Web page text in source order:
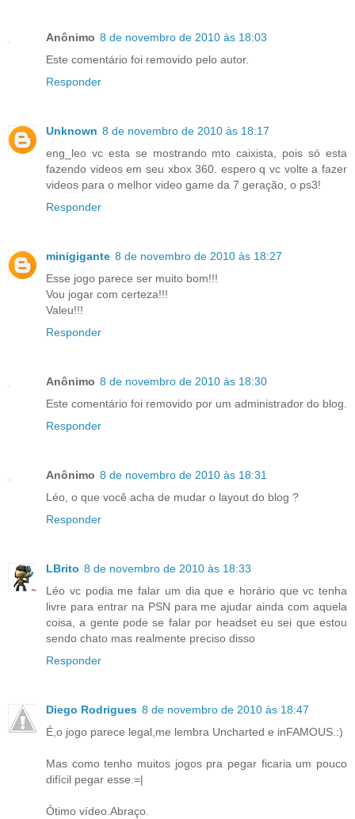
Anônimo 8 de novembro de 2010 às 18:03
Este comentário foi removido pelo autor.
Responder
Unknown 8 de novembro de 2010 às 18:17
eng_leo vc esta se mostrando mto caixista, pois só esta
fazendo videos em seu xbox 360. espero q vc volte a fazer
videos para o melhor video game da 7 geração, o ps3!
Responder
minigigante 8 de novembro de 2010 às 18:27
Esse jogo parece ser muito bom!!!
Vou jogar com certeza!!!
Valeu!!!
Responder
Anônimo 8 de novembro de 2010 às 18:30
Este comentário foi removido por um administrador do blog.
Responder
Anônimo 8 de novembro de 2010 às 18:31
Léo, o que você acha de mudar o layout do blog ?
Responder
LBrito 8 de novembro de 2010 às 18:33
Léo vc podia me falar um dia que e horário que vc tenha
livre para entrar na PSN para me ajudar ainda com aquela
coisa, a gente pode se falar por headset eu sei que estou
sendo chato mas realmente preciso disso
Responder
Diego Rodrigues 8 de novembro de 2010 às 18:47
É,o jogo parece legal,me lembra Uncharted e inFAMOUS.:)
Mas como tenho muitos jogos pra pegar ficaria um pouco
difícil pegar esse.=|
Ótimo vídeo.Abraço.